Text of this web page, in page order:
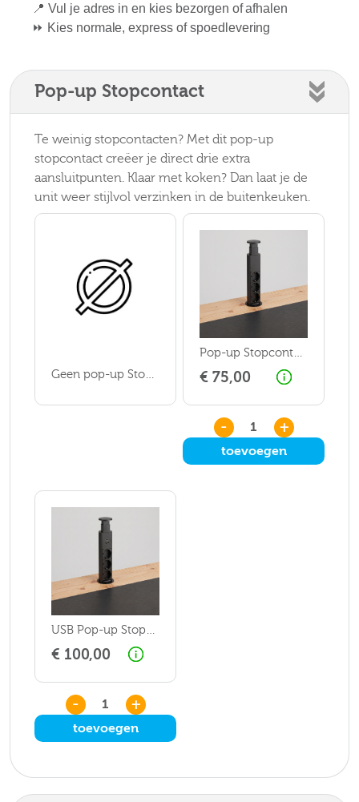
📍 Vul je adres in en kies bezorgen of afhalen
⏩ Kies normale, express of spoedlevering
Pop-up Stopcontact
Te weinig stopcontacten? Met dit pop-up
stopcontact creëer je direct drie extra
aansluitpunten. Klaar met koken? Dan laat je de
unit weer stijlvol verzinken in de buitenkeuken.
Geen pop-up Stopcontact
Pop-up Stopcontact
€ 75,00
- +
toevoegen
USB Pop-up Stopcontact
€ 100,00
- +
toevoegen